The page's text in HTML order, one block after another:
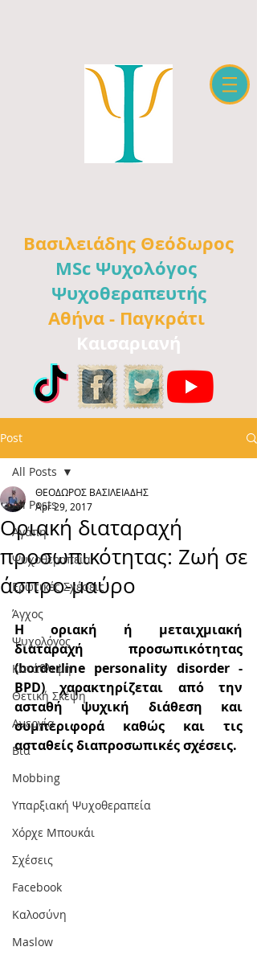
Βασιλειάδης Θεόδωρος
MSc Ψυχολόγος
Ψυχοθεραπευτής
Αθήνα - Παγκράτι
Καισαριανή
Post
All Posts
Αγάπη
Ψυχοθεραπεία
Ερωτικές Σχέσεις
Άγχος
Ψυχολόγος
Κατάθλιψη
Θετική Σκέψη
Ανεργία
Βία
Mobbing
Υπαρξιακή Ψυχοθεραπεία
Χόρχε Μπουκάι
Σχέσεις
Facebook
Καλοσύνη
Maslow
All Posts
Οριακή διαταραχή
προσωπικότητας: Ζωή σε
άσπρο-μαύρο
ΘΕΟΔΩΡΟΣ ΒΑΣΙΛΕΙΑΔΗΣ
Apr 29, 2017
Η οριακή ή μεταιχμιακή
διαταραχή προσωπικότητας
(borderline personality disorder -
BPD) χαρακτηρίζεται από την
ασταθή ψυχική διάθεση και
συμπεριφορά καθώς και τις
ασταθείς διαπροσωπικές σχέσεις.